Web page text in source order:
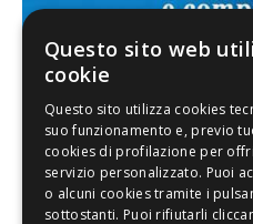
FACEBOOK
Questo sito web
cookie